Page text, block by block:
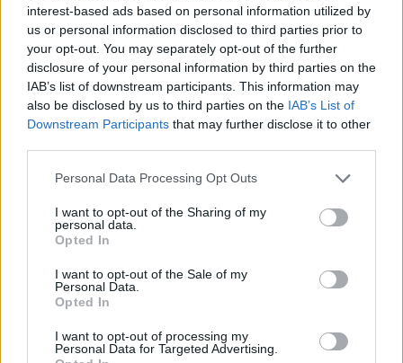
interest-based ads based on personal information utilized by
us or personal information disclosed to third parties prior to
your opt-out. You may separately opt-out of the further
disclosure of your personal information by third parties on the
IAB’s list of downstream participants. This information may
also be disclosed by us to third parties on the IAB’s List of
Downstream Participants that may further disclose it to other
Please note that this website/app uses one or more Google
not limited to your visit or usage behaviour. You may click to
grant or deny consent to Google and its third-party tags to
use your data for below specified purposes in below Google
consent section.
Personal Data Processing Opt Outs
I want to opt-out of the Sharing of my
personal data.
Opted In
I want to opt-out of the Sale of my
Personal Data.
Opted In
I want to opt-out of processing my
Personal Data for Targeted Advertising.
Σχόλια
Σχολίασε εδώ
50 /50
Υποβολή σχολίου